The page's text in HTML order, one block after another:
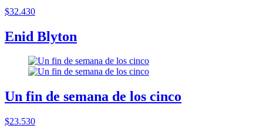
$32.430
Enid Blyton
Un fin de semana de los cinco
$23.530